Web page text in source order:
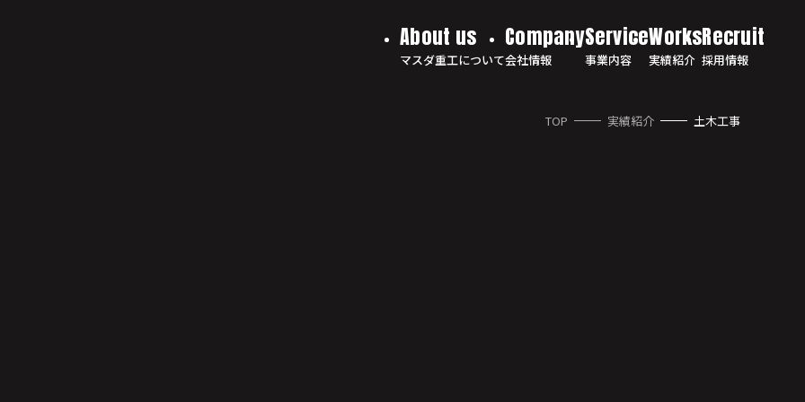
マスダ重工について会社情報 事業内容 実績紹介 採用情報
TOP 実績紹介 土木工事